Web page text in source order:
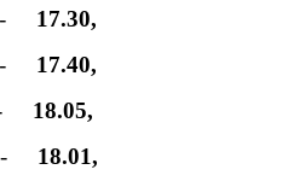
- 17.30,
- 17.40,
- 18.05,
- 18.01,